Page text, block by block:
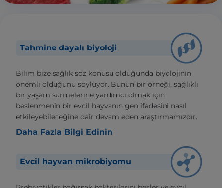
Tahmine dayalı biyoloji
Bilim bize sağlık söz konusu olduğunda biyolojinin
önemli olduğunu söylüyor. Bunun bir örneği, sağlıklı
bir yaşam sürmelerine yardımcı olmak için
beslenmenin bir evcil hayvanın gen ifadesini nasıl
etkileyebileceğine dair devam eden araştırmamızdır.
Daha Fazla Bilgi Edinin
Evcil hayvan mikrobiyomu